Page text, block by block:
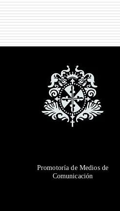
Promotoría de Medios de
Comunicación